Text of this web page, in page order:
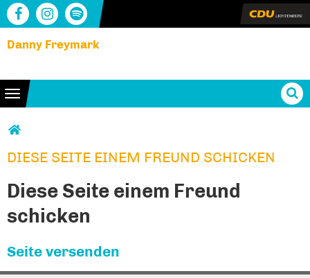
Danny Freymark
Toggle navigation
Sie sind hier
DIESE SEITE EINEM FREUND SCHICKEN
DIESE SEITE EINEM FREUND SCHICKEN
Diese Seite einem Freund
schicken
Seite versenden